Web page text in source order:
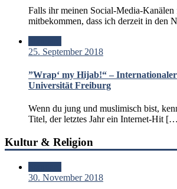
Falls ihr meinen Social-Media-
mitbekommen, dass ich derzeit in den
25. September 2018
”Wrap‘ my Hijab!“ –
Universität Freiburg
Wenn du jung und muslimisch bist,
Titel, der letztes Jahr ein Internet-Hit
Kultur & Religion
30. November 2018